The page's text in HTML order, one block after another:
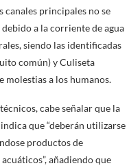
canales principales no se
a la corriente de agua
siendo las identificadas
común) y Culiseta
molestias a los humanos.
cabe señalar que la
que “deberán utilizarse
productos de
añadiendo que